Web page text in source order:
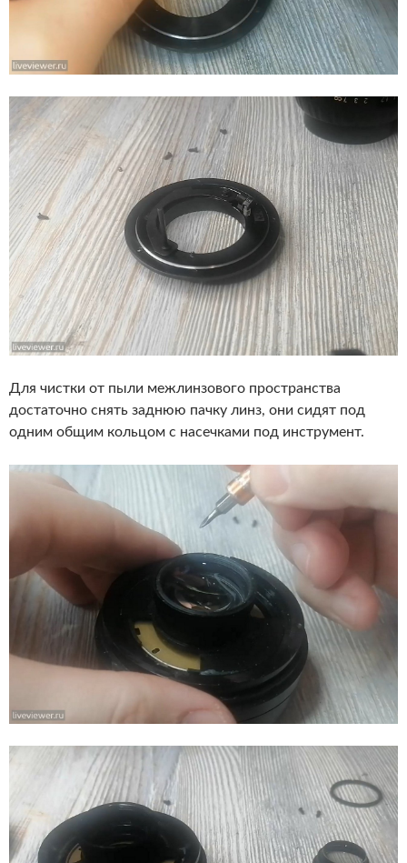
Для чистки от пыли межлинзового пространства
достаточно снять заднюю пачку линз, они сидят под
одним общим кольцом с насечками под инструмент.